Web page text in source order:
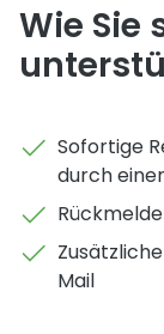
Wie Sie
Sofortige
durch
Mail